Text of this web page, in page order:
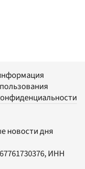
новости дня
ИНН